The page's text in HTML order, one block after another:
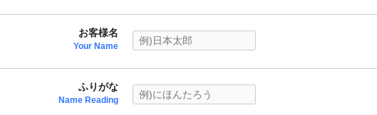
お客様名
Your Name
ふりがな
Name Reading